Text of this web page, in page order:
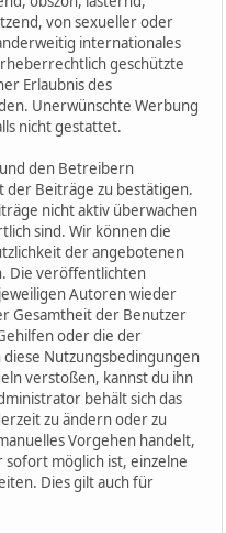
von sexueller oder
internationales
geschützte
Erlaubnis des
Unerwünschte Werbung
nicht gestattet.
den Betreibern
der Beiträge zu bestätigen.
nicht aktiv überwachen
sind. Wir können die
der angebotenen
Die veröffentlichten
Autoren wieder
Gesamtheit der Benutzer
oder die der
Nutzungsbedingungen
verstoßen, kannst du ihn
behält sich das
zu ändern oder zu
Vorgehen handelt,
möglich ist, einzelne
Dies gilt auch für